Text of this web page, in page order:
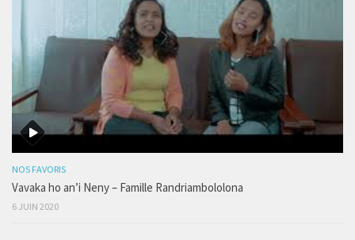
NOS FAVORIS
Vavaka ho an’i Neny – Famille Randriambololona
6 JUIN 2020